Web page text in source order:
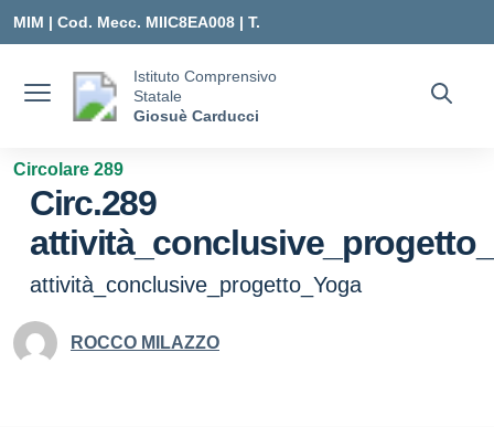
MIM | Cod. Mecc. MIIC8EA008 | T.
MIIC8EA008@ISTRUZIONE.IT
Istituto Comprensivo
Statale
Giosuè Carducci
Circolare 289
Circ.289
attività_conclusive_progetto_Yoga
ROCCO MILAZZO